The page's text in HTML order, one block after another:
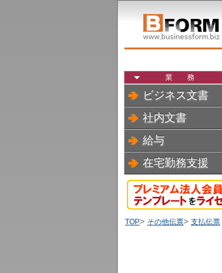
業務
ビジネス文書
社内文書
給与
在宅勤務支援
TOP> その他伝票> 支払伝票